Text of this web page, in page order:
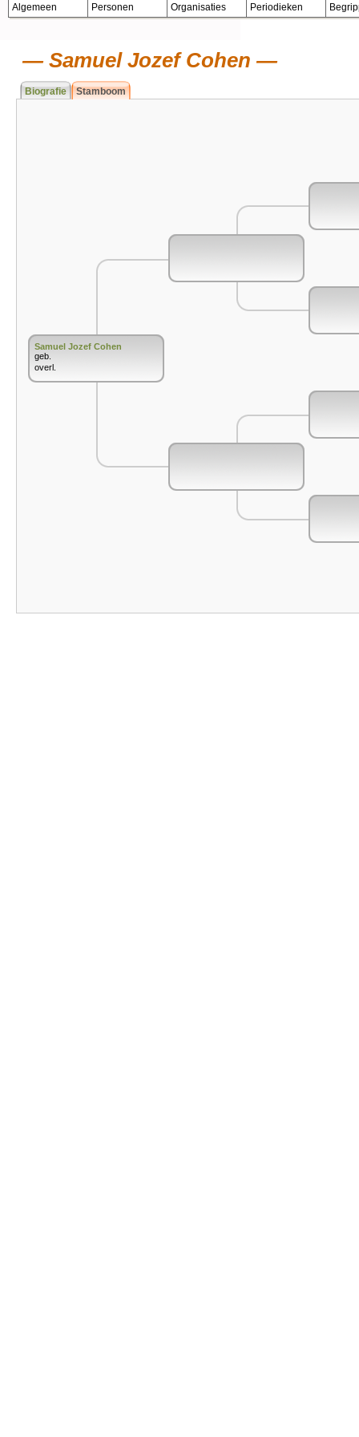
Algemeen Personen Organisaties Periodieken
Samuel Jozef Cohen
Biografie Stamboom
Samuel Jozef Cohen
geb.
overl.